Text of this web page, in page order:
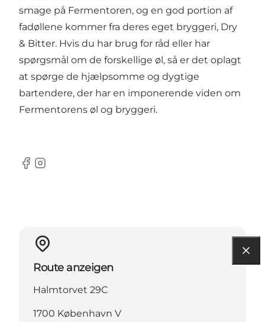
smage på Fermentoren, og en god portion af
fadøllene kommer fra deres eget bryggeri, Dry
& Bitter. Hvis du har brug for råd eller har
spørgsmål om de forskellige øl, så er det oplagt
at spørge de hjælpsomme og dygtige
bartendere, der har en imponerende viden om
Fermentorens øl og bryggeri.
Facebook
Instagram
Route anzeigen
Halmtorvet 29C
1700 København V